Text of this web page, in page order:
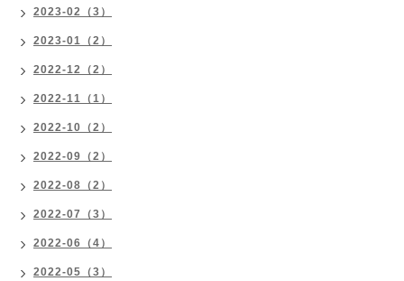
2023-02（3）
2023-01（2）
2022-12（2）
2022-11（1）
2022-10（2）
2022-09（2）
2022-08（2）
2022-07（3）
2022-06（4）
2022-05（3）